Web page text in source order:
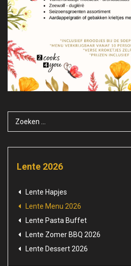
Lente 2026
Lente Hapjes
Lente Menu 2026
Lente Pasta Buffet
Lente Zomer BBQ 2026
Lente Dessert 2026